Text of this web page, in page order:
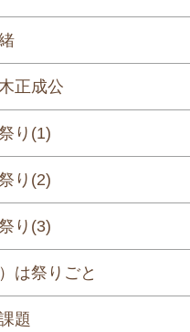
正成公
り(1)
り(2)
り(3)
は祭りごと
題